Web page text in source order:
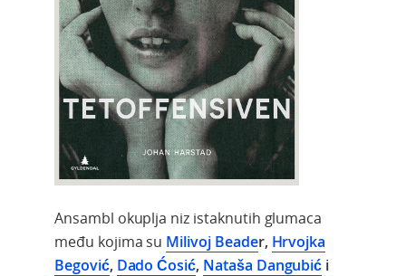
Ansambl okuplja niz istaknutih glumaca
među kojima su Milivoj Beader, Hrvojka
Begović, Dado Ćosić, Nataša Dangubić i